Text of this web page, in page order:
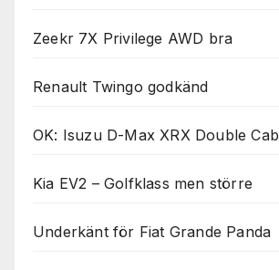
Zeekr 7X Privilege AWD bra
Renault Twingo godkänd
OK: Isuzu D-Max XRX Double Cab
Kia EV2 – Golfklass men större
Underkänt för Fiat Grande Panda